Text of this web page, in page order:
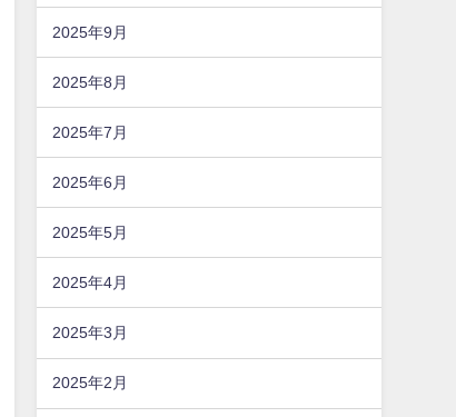
2025年9月
2025年8月
2025年7月
2025年6月
2025年5月
2025年4月
2025年3月
2025年2月